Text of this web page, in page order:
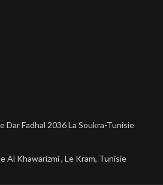
Dar Fadhal 2036 La Soukra-Tunisie
Al Khawarizmi , Le Kram, Tunisie